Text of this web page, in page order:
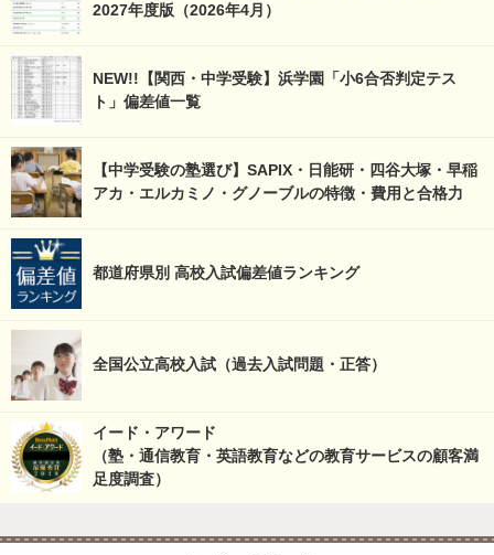
2027年度版（2026年4月）
NEW!!【関西・中学受験】浜学園「小6合否判定テス
ト」偏差値一覧
【中学受験の塾選び】SAPIX・日能研・四谷大塚・早稲
アカ・エルカミノ・グノーブルの特徴・費用と合格力
都道府県別 高校入試偏差値ランキング
全国公立高校入試（過去入試問題・正答）
イード・アワード
（塾・通信教育・英語教育などの教育サービスの顧客満
足度調査）